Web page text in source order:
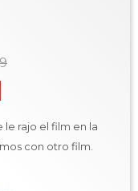
le rajo el film en la
con otro film.